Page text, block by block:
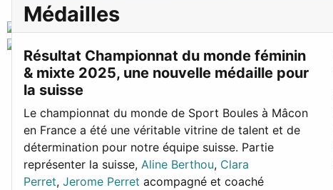
Médailles
Résultat Championnat du monde féminin
& mixte 2025, une nouvelle médaille pour
la suisse
Le championnat du monde de Sport Boules à Mâcon
en France a été une véritable vitrine de talent et de
détermination pour notre équipe suisse. Partie
représenter la suisse, Aline Berthou, Clara
Perret, Jerome Perret acompagné et coaché